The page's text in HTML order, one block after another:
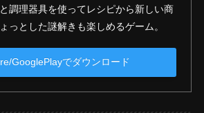
調理器具を使ってレシピから新しい商
っとした謎解きも楽しめるゲーム。
GooglePlayでダウンロード